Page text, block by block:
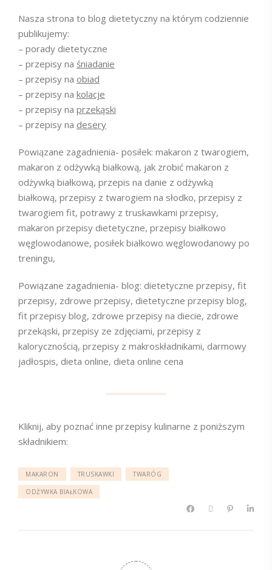
Nasza strona to blog dietetyczny na którym codziennie
publikujemy:
– porady dietetyczne
– przepisy na śniadanie
– przepisy na obiad
– przepisy na kolacje
– przepisy na przekąski
– przepisy na desery
Powiązane zagadnienia- posiłek: makaron z twarogiem,
makaron z odżywką białkową, jak zrobić makaron z
odżywką białkową, przepis na danie z odżywką
białkową, przepisy z twarogiem na słodko, przepisy z
twarogiem fit, potrawy z truskawkami przepisy,
makaron przepisy dietetyczne, przepisy białkowo
węglowodanowe, posiłek białkowo węglowodanowy po
treningu,
Powiązane zagadnienia- blog: dietetyczne przepisy, fit
przepisy, zdrowe przepisy, dietetyczne przepisy blog,
fit przepisy blog, zdrowe przepisy na diecie, zdrowe
przekąski, przepisy ze zdjęciami, przepisy z
kalorycznością, przepisy z makroskładnikami, darmowy
jadłospis, dieta online, dieta online cena
Kliknij, aby poznać inne przepisy kulinarne z poniższym
składnikiem:
MAKARON TRUSKAWKI TWARÓG
ODŻYWKA BIAŁKOWA